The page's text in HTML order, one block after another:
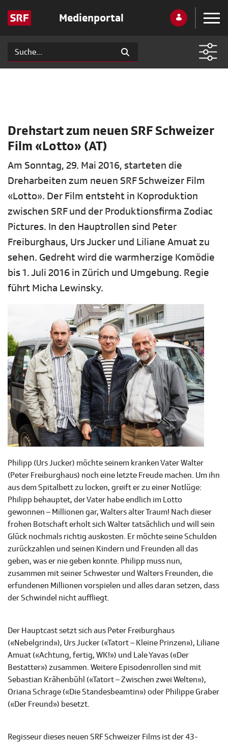
Medienportal
Drehstart zum neuen SRF Schweizer
Film «Lotto» (AT)
Am Sonntag, 29. Mai 2016, starteten die
Dreharbeiten zum neuen SRF Schweizer Film
«Lotto». Der Film entsteht in Koproduktion
zwischen SRF und der Produktionsfirma Zodiac
Pictures. In den Hauptrollen sind Peter
Freiburghaus, Urs Jucker und Liliane Amuat zu
sehen. Gedreht wird die warmherzige Komödie
bis 1. Juli 2016 in Zürich und Umgebung. Regie
führt Micha Lewinsky.
Philipp (Urs Jucker) möchte seinem kranken Vater Walter
(Peter Freiburghaus) noch eine letzte Freude machen. Um ihn
aus dem Spitalbett zu locken, greift er zu einer Notlüge:
Philipp behauptet, der Vater habe endlich im Lotto
gewonnen – Millionen gar, Walters alter Traum! Nach dieser
frohen Botschaft erholt sich Walter tatsächlich und will sein
Glück nochmals richtig auskosten. Er möchte seine Schulden
zurückzahlen und seinen Kindern und Freunden all das
geben, was er nie geben konnte. Philipp muss nun,
zusammen mit seiner Schwester und Walters Freunden, die
erfundenen Millionen vorspielen und alles daran setzen, dass
der Schwindel nicht auffliegt.
Der Hauptcast setzt sich aus Peter Freiburghaus
(«Nebelgrind»), Urs Jucker («Tatort – Kleine Prinzen»), Liliane
Amuat («Achtung, fertig, WK!») und Lale Yavas («Der
Bestatter») zusammen. Weitere Episodenrollen sind mit
Sebastian Krähenbühl («Tatort – Zwischen zwei Welten»),
Oriana Schrage («Die Standesbeamtin») oder Philippe Graber
(«Der Freund») besetzt.
Regisseur dieses neuen SRF Schweizer Films ist der 43-